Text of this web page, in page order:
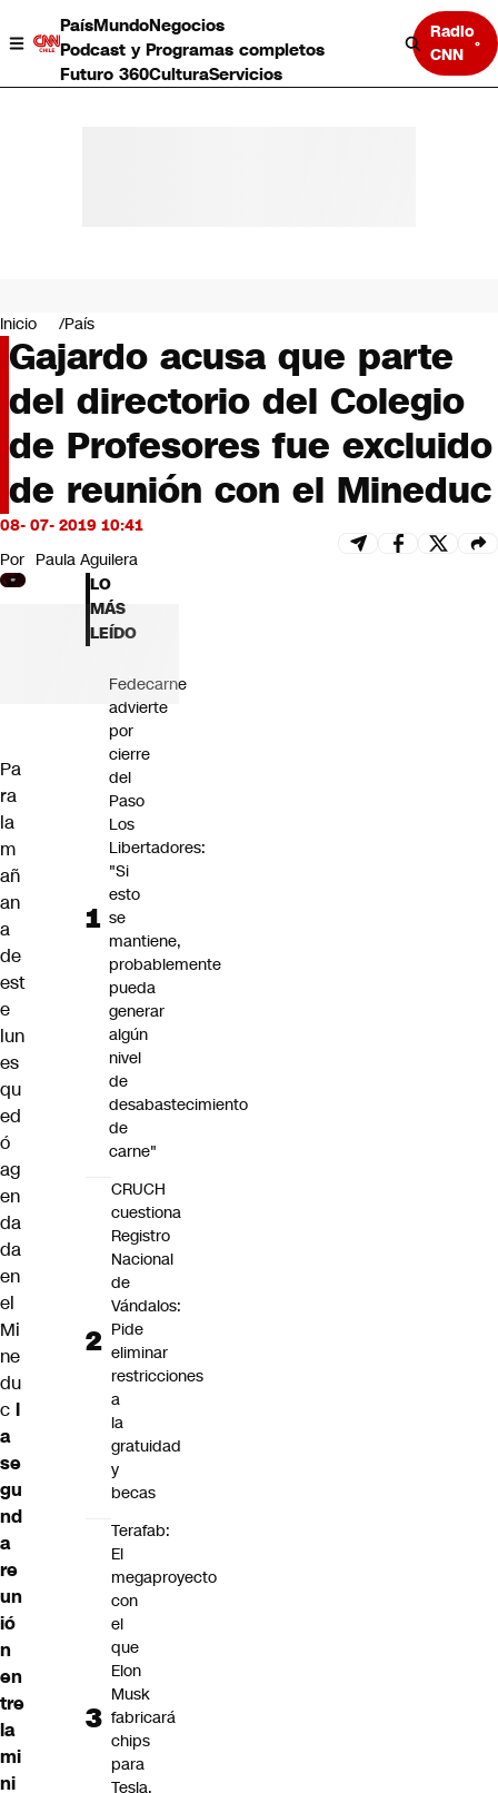
PaísMundoNegocios
Podcast y Programas completos
Futuro 360CulturaServicios
Radio
CNN
Negocios
Deportes
Programas completos
Cultura
Servicios
Bits
CNN tiempo
Futuro 360
Inicio País
Gajardo acusa que parte
del directorio del Colegio
de Profesores fue excluido
de reunión con el Mineduc
08- 07- 2019 10:41
Por Paula Aguilera
Pa
ra
la
m
añ
an
a
de
est
e
lun
es
qu
ed
ó
ag
en
da
da
en
el
Mi
ne
du
c l
a
se
gu
nd
a
re
un
ió
n
en
tre
la
mi
ni
LO
MÁS
LEÍDO
Fedecarne
advierte
por
cierre
del
Paso
Los
Libertadores:
"Si
esto
se
mantiene,
probablemente
pueda
generar
algún
nivel
de
desabastecimiento
de
carne"
CRUCH
cuestiona
Registro
Nacional
de
Vándalos:
Pide
eliminar
restricciones
a
la
gratuidad
y
becas
Terafab:
El
megaproyecto
con
el
que
Elon
Musk
fabricará
chips
para
Tesla,